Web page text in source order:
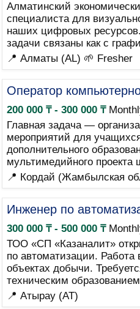
Алматинский
специалиста для
наших цифровых
задачи связаны как с
📍 Алматы (AL) 🌱 Fresher
Оператор
200 000 ₸ - 300 000 ₸
Главная задача —
мероприятий для
дополнительного
мультимедийного проекта
📍 Кордай (Жамбылская
Инженер по
300 000 ₸ - 500 000 ₸
ТОО «СП «Казаналит»
по автоматизации.
объектах добычи.
техническим
📍 Атырау (AT)